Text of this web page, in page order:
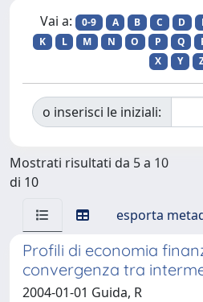
Vai a: 0-9 A B C D
K
L M N O P Q
X
Y
o inserisci le iniziali:
Mostrati risultati da 5 a 10
di 10
esporta
Profili di economia
convergenza tra
2004-01-01 Guida, R